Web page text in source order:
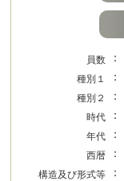
員数 ：
種別１
：
種別２
：
時代
：
年代
：
西暦
：
構造及び形式等
：